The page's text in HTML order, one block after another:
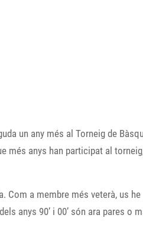
un any més al Torneig de
més anys han participat al
Com a membre més veterà, us he
anys 90’ i 00’ són ara pares o